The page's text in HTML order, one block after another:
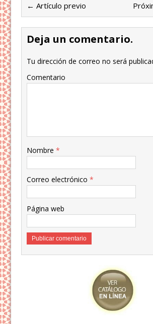
← Artículo previo
Deja un comentario.
Tu dirección de correo no será
Comentario
Nombre*
Correo electrónico*
Página web